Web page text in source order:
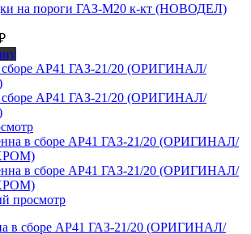
на пороги ГАЗ-М20 к-кт (НОВОДЕЛ)
просмотр
в сборе АР41 ГАЗ-21/20 (ОРИГИНАЛ/